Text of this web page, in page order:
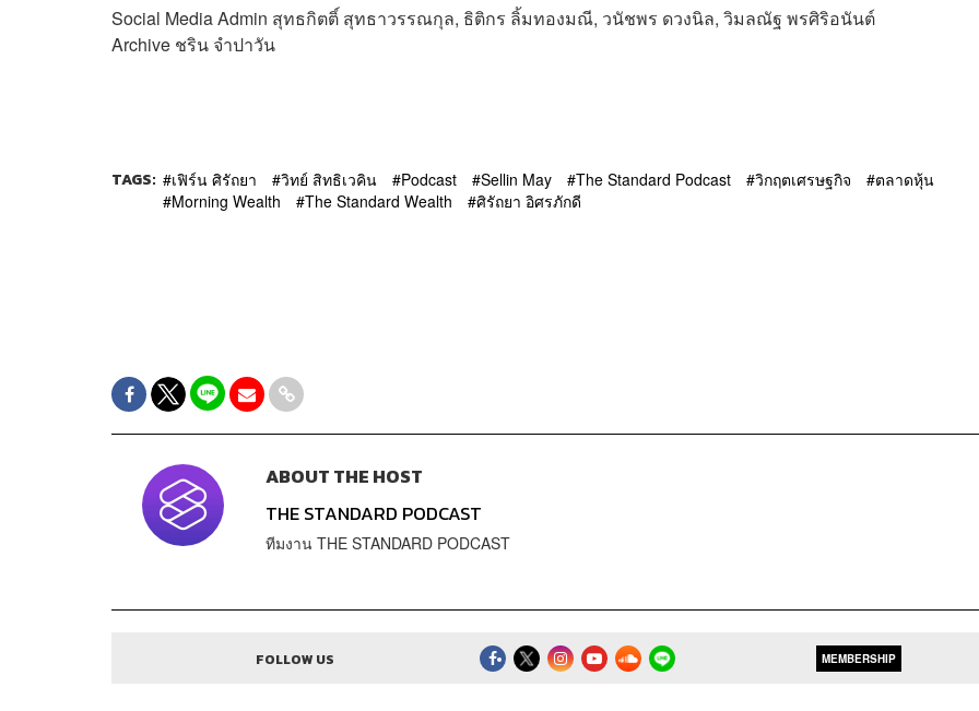
Social Media Admin สุทธกิตติ์​ สุทธาวรรณกุล, ธิติกร ลิ้มทองมณี, วนัชพร ดวงนิล, วิมลณัฐ พรศิริอนันต์
Archive ชริน จำปาวัน
TAGS: เฟิร์น ศิรัถยา วิทย์ สิทธิเวคิน Podcast Sellin May The Standard Podcast วิกฤตเศรษฐกิจ
ตลาดหุ้น
Morning Wealth
The Standard Wealth ศิรัถยา อิศรภักดี
ABOUT THE HOST
THE STANDARD PODCAST
ทีมงาน THE STANDARD PODCAST
FOLLOW US MEMBERSHIP